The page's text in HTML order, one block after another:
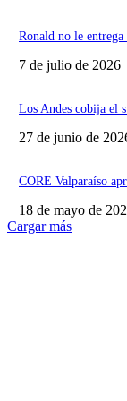
Ronald no le
7 de julio de 2026
Los Andes cobija el
27 de junio de
CORE Valparaíso
18 de mayo de
Cargar más